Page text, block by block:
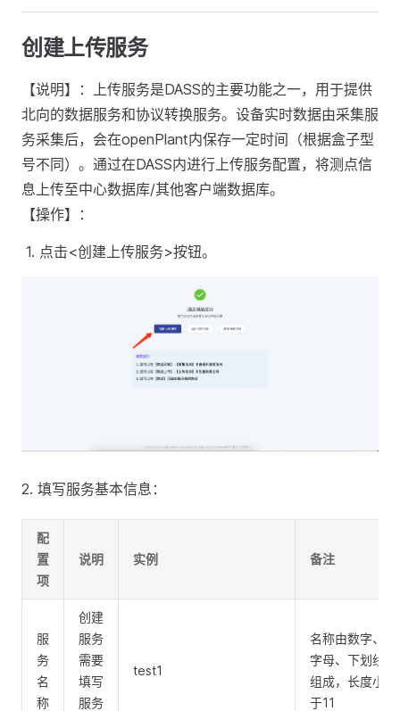
创建上传服务
【说明】：上传服务是DASS的主要功能之一，用于提供
北向的数据服务和协议转换服务。设备实时数据由采集服
务采集后，会在openPlant内保存一定时间（根据盒子型
号不同）。通过在DASS内进行上传服务配置，将测点信
息上传至中心数据库/其他客户端数据库。
【操作】：
点击<创建上传服务>按钮。
2. 填写服务基本信息：
配
置
项
说明 实例 备注
服
务
名
称
创建
服务
需要
填写
服务
test1
名称由数字、
字母、下划线
组成，长度小
于11